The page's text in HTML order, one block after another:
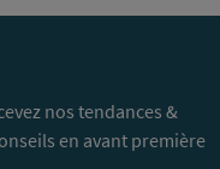
nos tendances &
en avant première